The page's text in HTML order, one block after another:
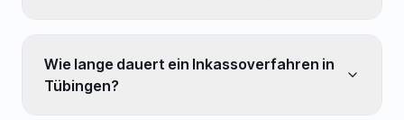
Wie lange dauert ein Inkassoverfahren in
Tübingen?